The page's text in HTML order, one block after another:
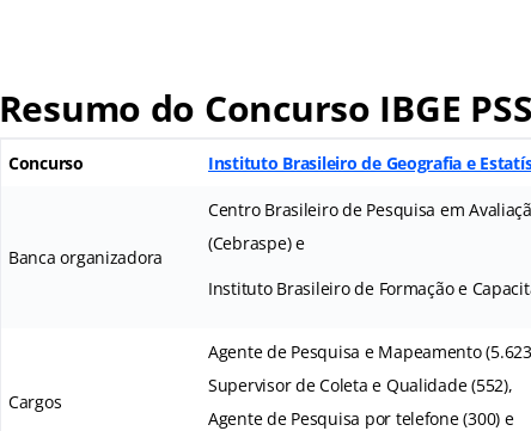
Resumo do Concurso IBGE
Concurso Instituto Brasileiro de Geografia e
Banca organizadora
Centro Brasileiro de Pesquisa em
(Cebraspe) e
Instituto Brasileiro de Formação e
Cargos
Agente de Pesquisa e Mapeamento
Supervisor de Coleta e Qualidade (552),
Agente de Pesquisa por telefone (300) e